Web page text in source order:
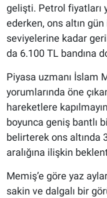
gelişti. Petrol fiyatları
ederken, ons altın
seviyelerine kadar
da 6.100 TL bandına
Piyasa uzmanı İslam
yorumlarında öne
hareketlere
boyunca geniş bantlı
belirterek ons altında
aralığına ilişkin
Memiş’e göre yaz
sakin ve dalgalı bir